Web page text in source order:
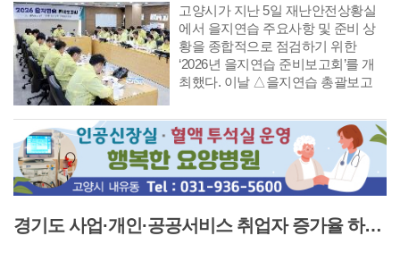
연출이 감각적인 움직임과 무대 언어
를 더해 완성한 탐미적 창극이다.
고양시가 지난 5일 재난안전상황실
에서 을지연습 주요사항 및 준비 상
황을 종합적으로 점검하기 위한
‘2026년 을지연습 준비보고회’를 개
최했다. 이날 △을지연습 총괄보고
△지난해 문제점 및 조치결과 보고
순으로 진행됐다.
경기도 사업·개인·공공서비스 취업자 증가율 하락 '보건업 성장 둔화가 주원인'